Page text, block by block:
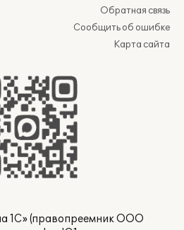
Обратная связь
Сообщить об ошибке
Карта сайта
1С» (правопреемник ООО